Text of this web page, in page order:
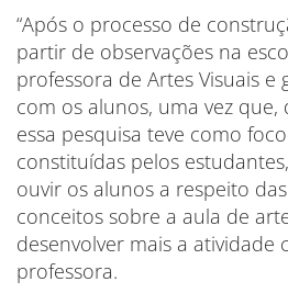
“Após o processo de
partir de observações na
professora de Artes Visuais e
com os alunos, uma vez
essa pesquisa teve como
constituídas pelos
ouvir os alunos a respeito
conceitos sobre a aula de
desenvolver mais a atividade
professora.